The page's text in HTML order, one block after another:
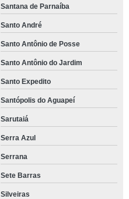
Santana de Parnaíba
Santo André
Santo Antônio de Posse
Santo Antônio do Jardim
Santo Expedito
Santópolis do Aguapeí
Sarutaiá
Serra Azul
Serrana
Sete Barras
Silveiras